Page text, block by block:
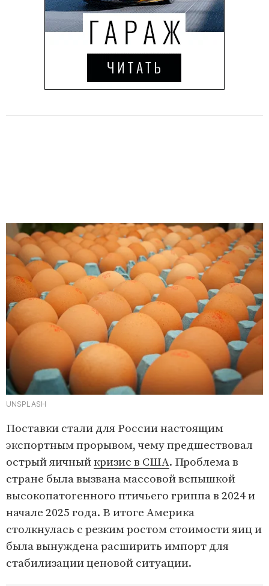
UNSPLASH
Поставки стали для России настоящим
экспортным прорывом, чему предшествовал
острый яичныйкризис в США. Проблема в
стране была вызвана массовой вспышкой
высокопатогенного птичьего гриппа в 2024 и
начале 2025 года. В итоге Америка
столкнулась с резким ростом стоимости яиц и
была вынуждена расширить импорт для
стабилизации ценовой ситуации.